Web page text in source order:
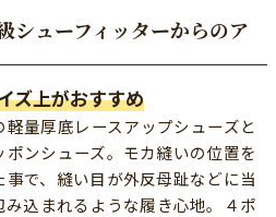
シューフィッターからのア
ズ上がおすすめ
量厚底レースアップシューズと
ンシューズ。モカ縫いの位置を
で、縫い目が外反母趾などに当
込まれるような履き心地。４ポ